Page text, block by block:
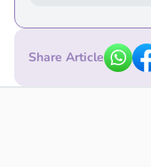
Share Article